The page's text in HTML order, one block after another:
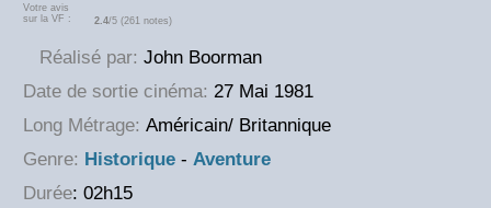
Votre avis
sur la VF :
2.4/5 (261 notes)
Réalisé par: John Boorman
Date de sortie cinéma: 27 Mai 1981
Long Métrage: Américain/ Britannique
Genre: Historique - Aventure
Durée: 02h15